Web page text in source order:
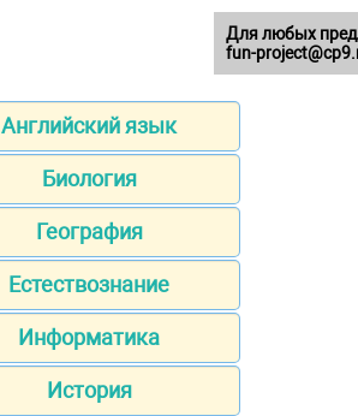
Английский язык
Биология
География
Естествознание
Информатика
История
Для любых
fun-